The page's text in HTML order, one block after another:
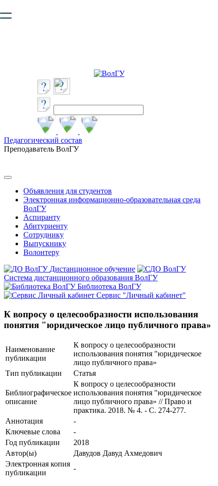
безопасную работу с сайтом. Пожалуйста
Педагогический состав
Преподаватель ВолГУ
Объявления для студентов
Электронная информационно-образовательная среда
ВолГУ
Аспиранту
Абитуриенту
Сотруднику
Выпускнику
Волонтеру
Дистанционное обучение
Система дистанционного образования ВолГУ
Библиотека ВолГУ
Сервис "Личный кабинет"
К вопросу о целесообразности использования
понятия "юридическое лицо публичного права»
Наименование
публикации
К вопросу о целесообразности
использования понятия "юридическое
лицо публичного права»
Тип публикации
Статья
Библиографическое
описание
К вопросу о целесообразности
использования понятия "юридическое
лицо публичного права» // Право и
практика. 2018. № 4. - С. 274-277.
Аннотация
-
Ключевые cлова
-
Год публикации
2018
Автор(ы)
Давудов Давуд Ахмедович
Электронная копия
публикации
-